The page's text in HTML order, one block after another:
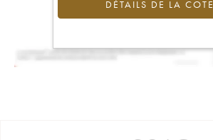
DÉTAILS DE LA COTE